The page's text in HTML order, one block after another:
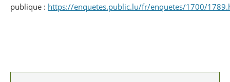
publique : https://enquetes.public.lu/fr/enquetes/1700/